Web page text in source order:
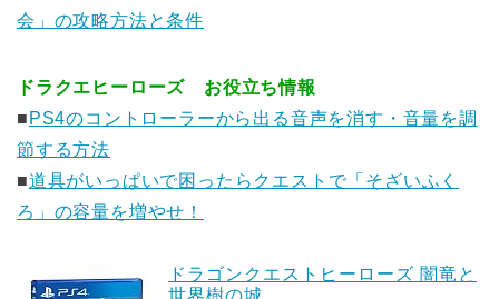
会」の攻略方法と条件
ドラクエヒーローズ お役立ち情報
■ PS4のコントローラーから出る音声を消す・音量を調
節する方法
■道具がいっぱいで困ったらクエストで「そざいふく
ろ」の容量を増やせ！
ドラゴンクエストヒーローズ 闇竜と
世界樹の城